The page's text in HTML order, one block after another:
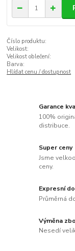
Číslo produktu:
Velikost:
Velikost oblečení:
Barva:
Hlídat cenu / dostupnost
Garance
100%
distribuce.
Super ceny
Jsme
ceny.
Expresní
Průměrná
Výměna
Nesedí